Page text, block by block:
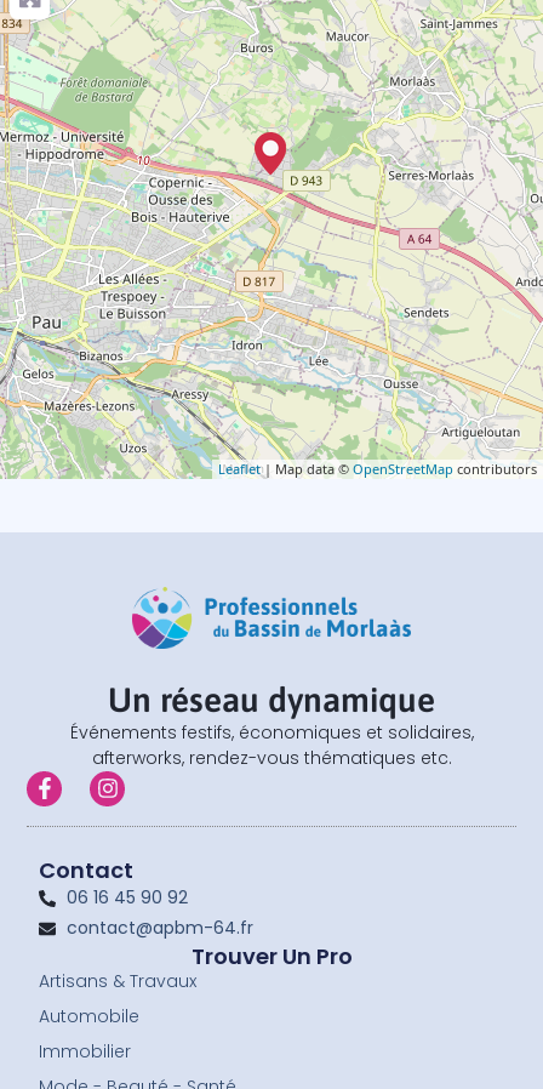
Leaflet| Map data © OpenStreetMap contributors
Trouver Un Pro
Artisans & Travaux
Automobile
Immobilier
Contact
06 16 45 90 92
contact@apbm-64.fr
Un réseau dynamique
Événements festifs, économiques et solidaires,
afterworks, rendez-vous thématiques etc.
F
a
c
b
o
o
k
f
I
n
s
a
g
r
a